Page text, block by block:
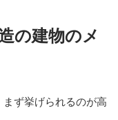
の建物のメ
ず挙げられるのが高